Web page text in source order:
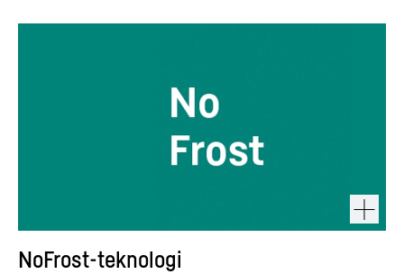
NoFrost-teknologi